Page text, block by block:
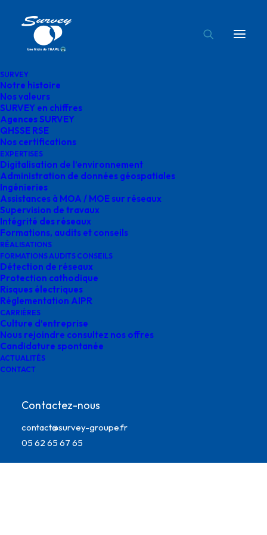
SURVEY
Notre histoire
Nos valeurs
SURVEY en chiffres
Agences SURVEY
QHSSE RSE
Nos certifications
EXPERTISES
Digitalisation de l’environnement
Administration de données géospatiales
Ingénieries
Assistances à MOA / MOE sur réseaux
Supervision de travaux
Intégrité des réseaux
Formations, audits et conseils
RÉALISATIONS
FORMATIONS AUDITS CONSEILS
Détection de réseaux
Protection cathodique
Risques électriques
Réglementation AIPR
CARRIÈRES
Culture d’entreprise
Nous rejoindre consultez nos offres
Candidature spontanée
ACTUALITÉS
CONTACT
Contactez-nous
contact@survey-groupe.fr
05 62 65 67 65
Accueil Agences SURVEY
survey gimont
typographie
survey gimont typographie